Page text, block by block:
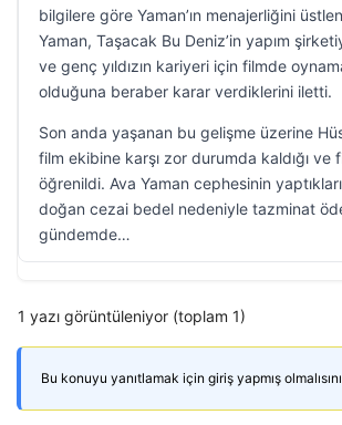
bilgilere göre Yaman’ın menajerliğini
Yaman, Taşacak Bu Deniz’in yapım
ve genç yıldızın kariyeri için filmde
olduğuna beraber karar verdiklerini iletti.
Son anda yaşanan bu gelişme üzerine
film ekibine karşı zor durumda kaldığı ve
öğrenildi. Ava Yaman cephesinin
doğan cezai bedel nedeniyle tazminat
gündemde…
1 yazı görüntüleniyor (toplam 1)
Bu konuyu yanıtlamak için giriş yapmış